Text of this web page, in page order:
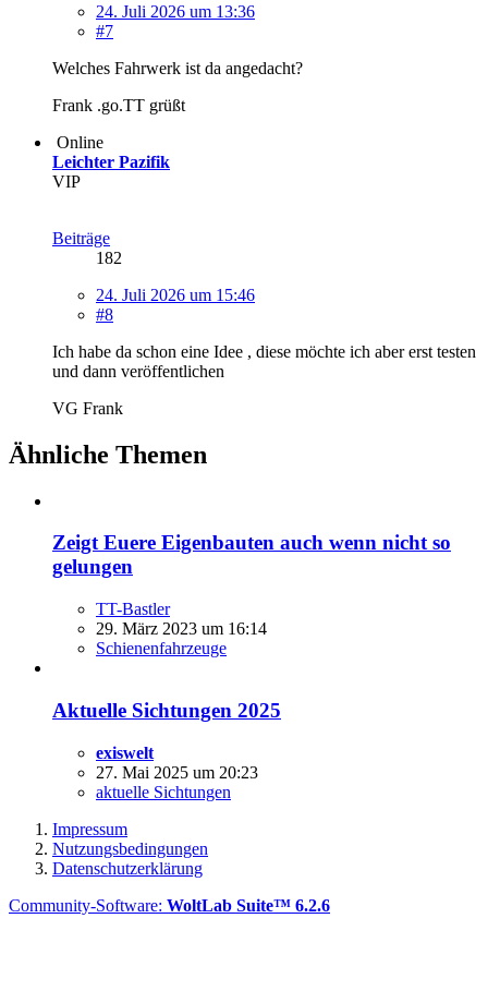
24. Juli 2026 um 13:36
#7
Welches Fahrwerk ist da angedacht?
Frank .go.TT grüßt
Online
Leichter Pazifik
VIP
Beiträge
182
24. Juli 2026 um 15:46
#8
Ich habe da schon eine Idee , diese möchte ich aber erst testen
und dann veröffentlichen
VG Frank
Ähnliche Themen
Zeigt Euere Eigenbauten auch wenn nicht so
gelungen
TT-Bastler
29. März 2023 um 16:14
Schienenfahrzeuge
Aktuelle Sichtungen 2025
exiswelt
27. Mai 2025 um 20:23
aktuelle Sichtungen
Impressum
Nutzungsbedingungen
Datenschutzerklärung
Community-Software: WoltLab Suite™ 6.2.6